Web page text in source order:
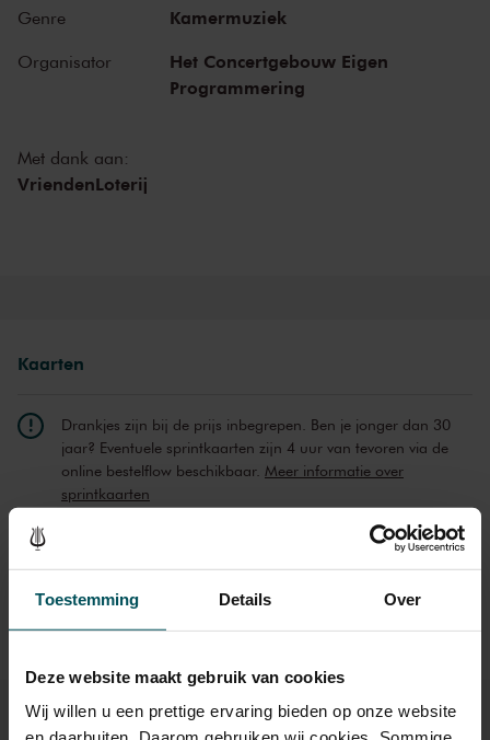
Toestemming Details Over
Deze website maakt gebruik van cookies
Wij willen u een prettige ervaring bieden op onze website
het ouderlijk huis in Nottingham streamden ze gratis concerten die
een recital met een Brits accent.
cellosonate zit vol onverwachte terzijdes maar ook gevoelige
introspectie. De Kanneh-Masons spelen het met opvallend gemak,
Genre Kamermuziek
Organisator
Het Concertgebouw Eigen
Programmering
Met dank aan:
VriendenLoterij
Kaarten
Drankjes zijn bij de prijs inbegrepen. Ben je jonger dan 30
jaar? Eventuele sprintkaarten zijn 4 uur van tevoren via de
online bestelflow beschikbaar. Meer informatie over
sprintkaarten
Prijzen zijn exclusief transactiekosten: € 5 per bestelling. Wilt
020 – 671 83 45.